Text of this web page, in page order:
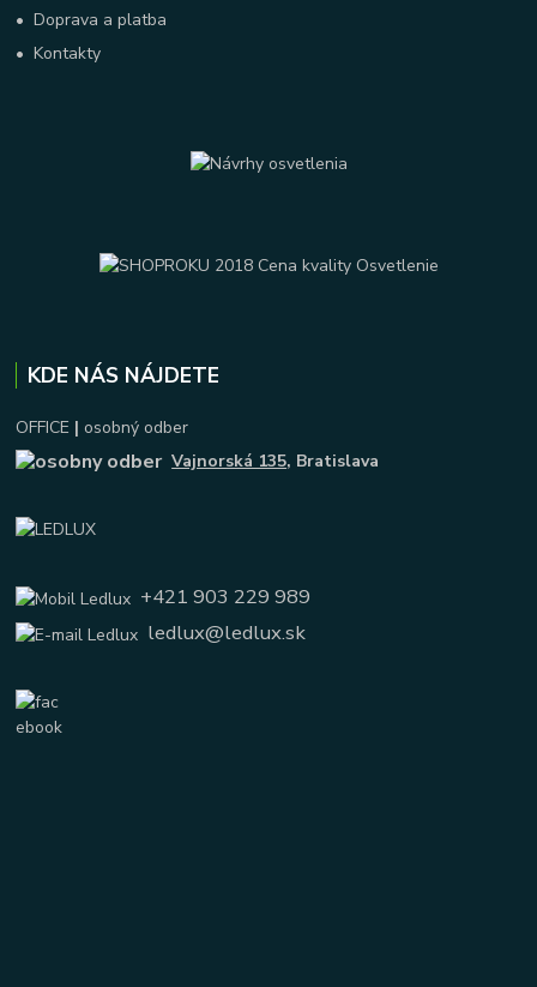
•Doprava a platba
•Kontakty
KDE NÁS NÁJDETE
OFFICE | osobný odber
Vajnorská 135, Bratislava
+421 903 229 989
ledlux@ledlux.sk